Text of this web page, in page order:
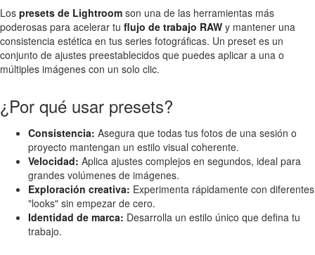
Los presets de Lightroom son una de las herramientas más
poderosas para acelerar tu flujo de trabajo RAW y mantener una
consistencia estética en tus series fotográficas. Un preset es un
conjunto de ajustes preestablecidos que puedes aplicar a una o
múltiples imágenes con un solo clic.
¿Por qué usar presets?
Consistencia: Asegura que todas tus fotos de una sesión o
proyecto mantengan un estilo visual coherente.
Velocidad: Aplica ajustes complejos en segundos, ideal para
grandes volúmenes de imágenes.
Exploración creativa: Experimenta rápidamente con diferentes
"looks" sin empezar de cero.
Identidad de marca: Desarrolla un estilo único que defina tu
trabajo.